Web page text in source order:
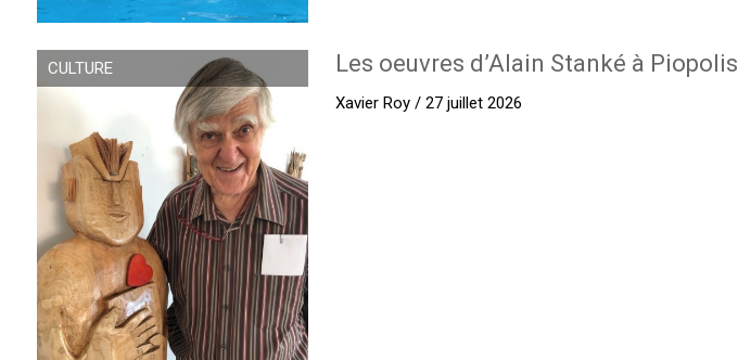
CULTURE Les oeuvres d’Alain Stanké à Piopolis
Xavier Roy / 27 juillet 2026